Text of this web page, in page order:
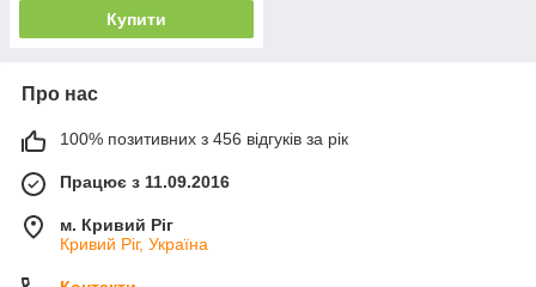
Купити
Про нас
100% позитивних з 456 відгуків за рік
Працює з 11.09.2016
м. Кривий Ріг
Кривий Ріг, Україна